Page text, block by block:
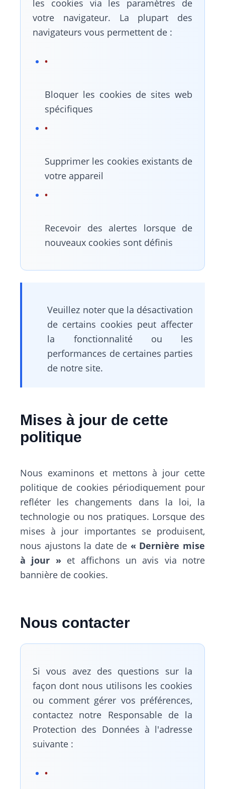
les cookies via les paramètres de
votre navigateur. La plupart des
navigateurs vous permettent de :
Bloquer les cookies de sites web
spécifiques
Supprimer les cookies existants de
votre appareil
Recevoir des alertes lorsque de
nouveaux cookies sont définis
Veuillez noter que la désactivation
de certains cookies peut affecter
la fonctionnalité ou les
performances de certaines parties
de notre site.
Mises à jour de cette
politique
Nous examinons et mettons à jour cette
politique de cookies périodiquement pour
refléter les changements dans la loi, la
technologie ou nos pratiques. Lorsque des
mises à jour importantes se produisent,
nous ajustons la date de « Dernière mise
à jour »et affichons un avis via notre
bannière de cookies.
Nous contacter
Si vous avez des questions sur la
façon dont nous utilisons les cookies
ou comment gérer vos préférences,
contactez notre Responsable de la
Protection des Données à l'adresse
suivante :